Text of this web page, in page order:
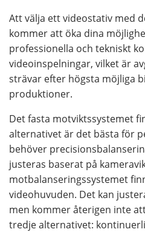
Att välja ett videostativ med
kommer att öka dina
professionella och tekniskt
videoinspelningar, vilket är
strävar efter högsta möjliga
produktioner.
Det fasta motviktssystemet
alternativet är det bästa för
behöver
justeras baserat på
motbalanseringssystemet
videohuvuden. Det kan
men kommer återigen inte
tredje alternativet: